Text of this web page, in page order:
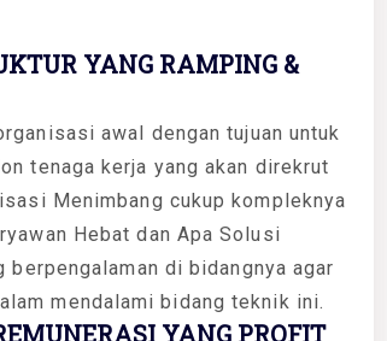
YANG RAMPING &
awal dengan tujuan untuk
tenaga kerja yang akan direkrut
Menimbang cukup kompleknya
Hebat dan Apa Solusi
di bidangnya agar
mendalami bidang teknik ini.
YANG PROFIT